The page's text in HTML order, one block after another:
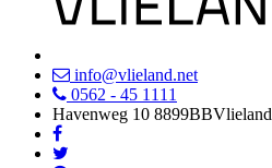
info@vlieland.net
0562 - 45 1111
Havenweg 10 8899BBVlieland